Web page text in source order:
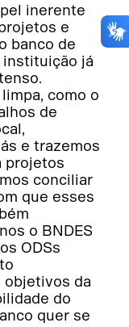
inerente
e
banco de
já
como o
de
e trazemos
projetos
conciliar
que esses
o BNDES
ODSs
objetivos da
do
quer se